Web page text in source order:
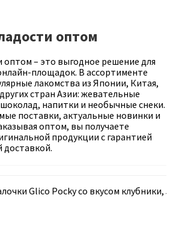
оптом
оптом – это выгодное решение для
площадок. В ассортименте
лакомства из Японии, Китая,
стран Азии: жевательные
напитки и необычные снеки.
поставки, актуальные новинки и
оптом, вы получаете
продукции с гарантией
доставкой.